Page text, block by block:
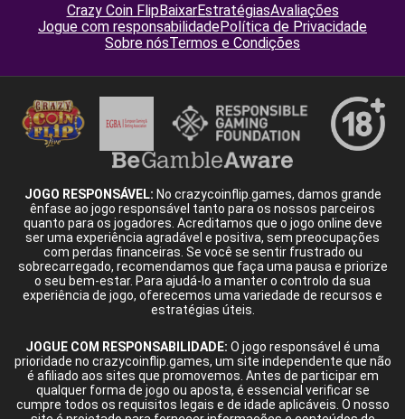
Crazy Coin FlipBaixarEstratégiasAvaliações
Jogue com responsabilidadePolítica de Privacidade
Sobre nósTermos e Condições
JOGO RESPONSÁVEL: No crazycoinflip.games, damos grande
ênfase ao jogo responsável tanto para os nossos parceiros
quanto para os jogadores. Acreditamos que o jogo online deve
ser uma experiência agradável e positiva, sem preocupações
com perdas financeiras. Se você se sentir frustrado ou
sobrecarregado, recomendamos que faça uma pausa e priorize
o seu bem-estar. Para ajudá-lo a manter o controlo da sua
experiência de jogo, oferecemos uma variedade de recursos e
estratégias úteis.
JOGUE COM RESPONSABILIDADE: O jogo responsável é uma
prioridade no crazycoinflip.games, um site independente que não
é afiliado aos sites que promovemos. Antes de participar em
qualquer forma de jogo ou aposta, é essencial verificar se
cumpre todos os requisitos legais e de idade aplicáveis. O nosso